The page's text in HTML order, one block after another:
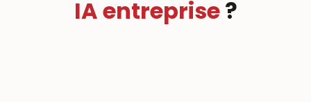
IA entreprise?